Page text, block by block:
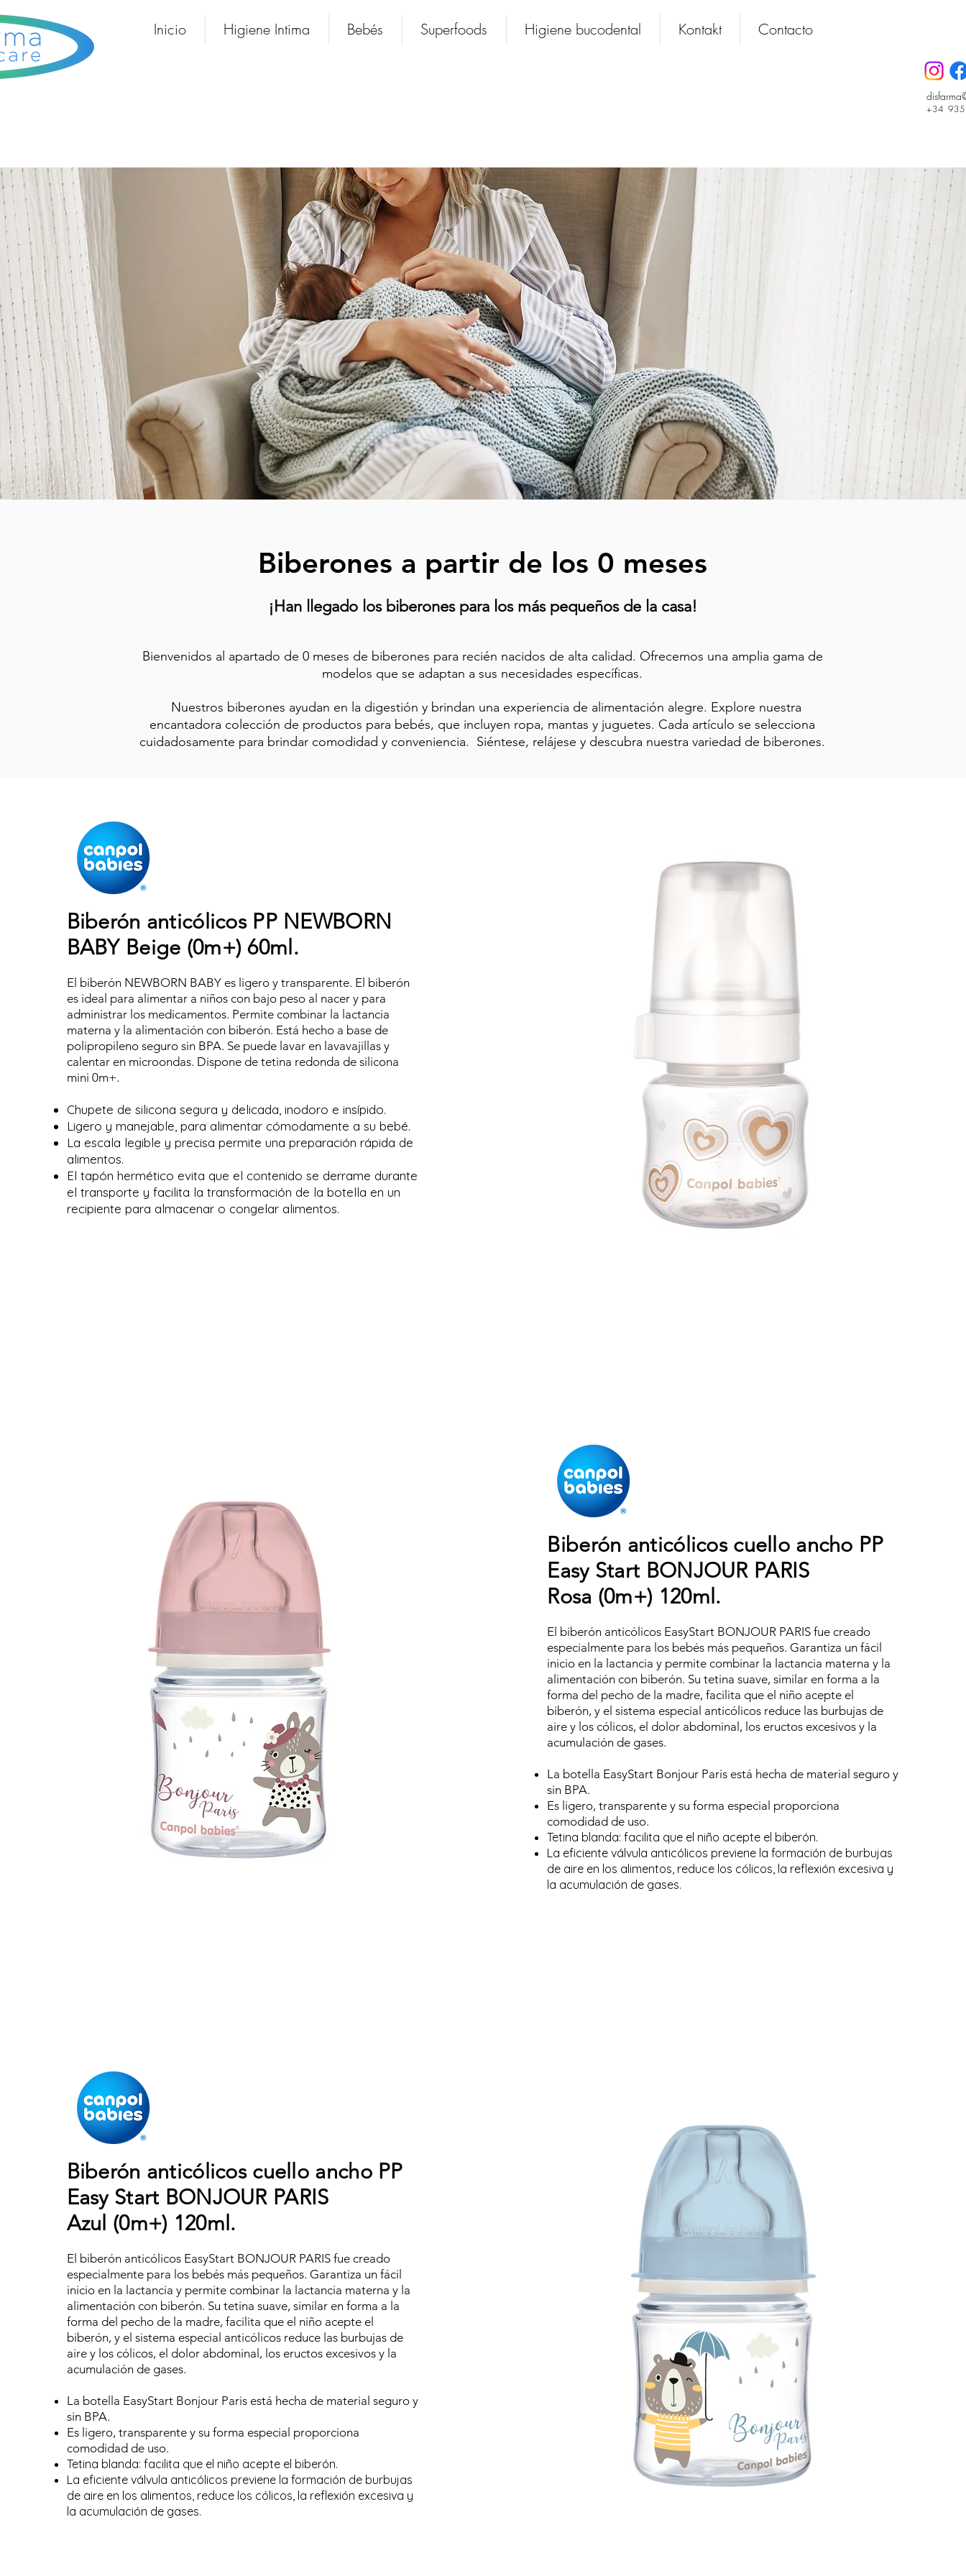
Inicio Higiene Intima Bebés Superfoods Higiene bucodental Kontakt Contacto
+34
Biberones a partir de los 0 meses
¡Han llegado los biberones para los más pequeños de la casa!
Bienvenidos al apartado de 0 meses de biberones para recién nacidos de alta calidad. Ofrecemos una amplia gama de
modelos que se adaptan a sus necesidades específicas.
Nuestros biberones ayudan en la digestión y brindan una experiencia de alimentación alegre. Explore nuestra
encantadora colección de productos para bebés, que incluyen ropa, mantas y juguetes. Cada artículo se selecciona
cuidadosamente para brindar comodidad y conveniencia. Siéntese, relájese y descubra nuestra variedad de biberones.
Biberón anticólicos PP NEWBORN
BABY Beige (0m+) 60ml.
El biberón NEWBORN BABY es ligero y transparente. El biberón
es ideal para alimentar a niños con bajo peso al nacer y para
administrar los medicamentos. Permite combinar la lactancia
materna y la alimentación con biberón. Está hecho a base de
polipropileno seguro sin BPA. Se puede lavar en lavavajillas y
calentar en microondas. Dispone de tetina redonda de silicona
mini 0m+.
Chupete de silicona segura y delicada, inodoro e insípido.
Ligero y manejable, para alimentar cómodamente a su bebé.
La escala legible y precisa permite una preparación rápida de
alimentos.
El tapón hermético evita que el contenido se derrame durante
el transporte y facilita la transformación de la botella en un
recipiente para almacenar o congelar alimentos.
Biberón anticólicos cuello ancho PP
Easy Start BONJOUR PARIS
Rosa (0m+) 120ml.
El biberón anticólicos EasyStart BONJOUR PARIS fue creado
especialmente para los bebés más pequeños. Garantiza un fácil
inicio en la lactancia y permite combinar la lactancia materna y la
alimentación con biberón. Su tetina suave, similar en forma a la
forma del pecho de la madre, facilita que el niño acepte el
biberón, y el sistema especial anticólicos reduce las burbujas de
aire y los cólicos, el dolor abdominal, los eructos excesivos y la
acumulación de gases.
La botella EasyStart Bonjour Paris está hecha de material seguro y
sin BPA.
Es ligero, transparente y su forma especial proporciona
comodidad de uso.
Tetina blanda: facilita que el niño acepte el biberón.
La eficiente válvula anticólicos previene la formación de burbujas
de aire en los alimentos, reduce los cólicos, la reflexión excesiva y
la acumulación de gases.
Biberón anticólicos cuello ancho PP
Easy Start BONJOUR PARIS
Azul (0m+) 120ml.
El biberón anticólicos EasyStart BONJOUR PARIS fue creado
especialmente para los bebés más pequeños. Garantiza un fácil
inicio en la lactancia y permite combinar la lactancia materna y la
alimentación con biberón. Su tetina suave, similar en forma a la
forma del pecho de la madre, facilita que el niño acepte el
biberón, y el sistema especial anticólicos reduce las burbujas de
aire y los cólicos, el dolor abdominal, los eructos excesivos y la
acumulación de gases.
La botella EasyStart Bonjour Paris está hecha de material seguro y
sin BPA.
Es ligero, transparente y su forma especial proporciona
comodidad de uso.
Tetina blanda: facilita que el niño acepte el biberón.
La eficiente válvula anticólicos previene la formación de burbujas
de aire en los alimentos, reduce los cólicos, la reflexión excesiva y
la acumulación de gases.